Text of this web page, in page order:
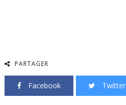
PARTAGER
Facebook Twitter